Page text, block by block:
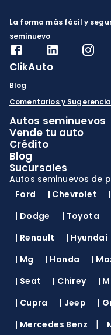
La forma más fácil y
seminuevo
ClikAuto
Blog
Comentarios y
Autos seminuevos
Vende tu auto
Crédito
Blog
Sucursales
Autos seminuevos de
Ford
| Chevrolet |
| Dodge | Toyota
| Renault | Hyundai
| Mg | Honda |
| Seat | Chirey |
| Cupra | Jeep |
| Mercedes Benz |